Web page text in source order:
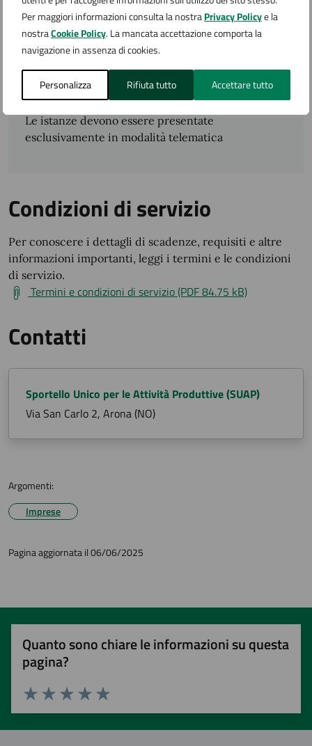
Per maggiori informazioni consulta la nostraPrivacy Policye la
nostraCookie Policy. La mancata accettazione comporta la
navigazione in assenza di cookies.
Personalizza Rifiuta tutto Accettare tutto
Accedi al servizio
Avvio attività
Le istanze devono essere presentate
esclusivamente in modalità telematica
Condizioni di servizio
Per conoscere i dettagli di scadenze, requisiti e altre
informazioni importanti, leggi i termini e le condizioni
di servizio.
Termini e condizioni di servizio (PDF 84.75 kB)
Contatti
Sportello Unico per le Attività Produttive (SUAP)
Via San Carlo 2, Arona (NO)
Argomenti:
Imprese
Pagina aggiornata il 06/06/2025
Quanto sono chiare le informazioni su questa
pagina?
Valuta 5 stelle su 5
Valuta 4 stelle su 5
Valuta 3 stelle su 5
Valuta 2 stelle su 5
Valuta 1 stelle su 5